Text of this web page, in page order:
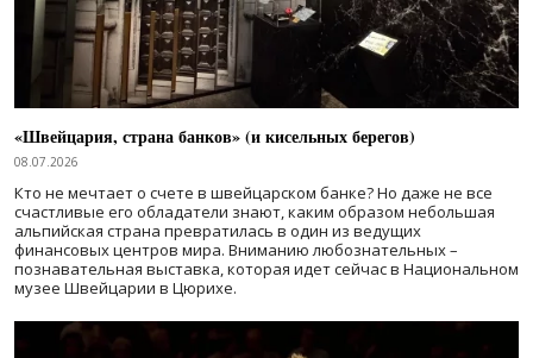
«Швейцария, страна банков» (и кисельных берегов)
08.07.2026
Кто не мечтает о счете в швейцарском банке? Но даже не все
счастливые его обладатели знают, каким образом небольшая
альпийская страна превратилась в один из ведущих
финансовых центров мира. Вниманию любознательных –
познавательная выставка, которая идет сейчас в Национальном
музее Швейцарии в Цюрихе.